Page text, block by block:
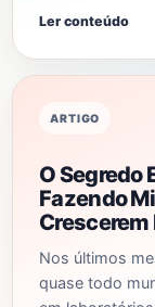
Ler conteúdo
ARTIGO
O Segredo
Fazendo
Crescerem
Nos últimos
quase todo